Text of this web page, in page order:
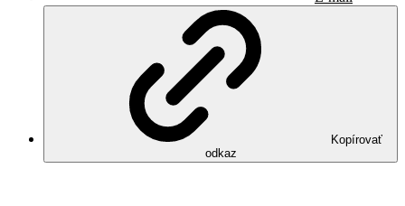
Kopírovať
odkaz